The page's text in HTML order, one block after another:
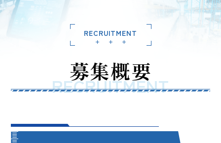
RECRUITMENT
募集概要